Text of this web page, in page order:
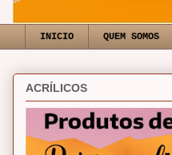
INICIO QUEM SOMOS
ACRÍLICOS